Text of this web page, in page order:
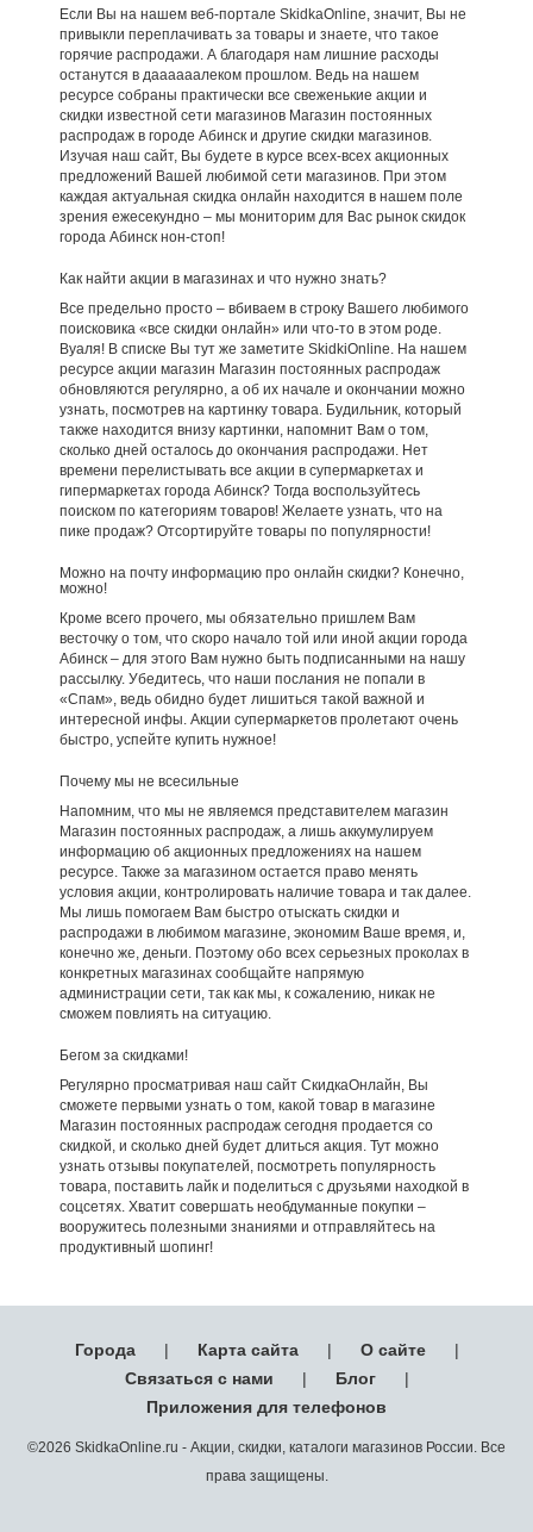
Если Вы на нашем веб-портале SkidkaOnline, значит, Вы не
привыкли переплачивать за товары и знаете, что такое
горячие распродажи. А благодаря нам лишние расходы
останутся в даааааалеком прошлом. Ведь на нашем
ресурсе собраны практически все свеженькие акции и
скидки известной сети магазинов Магазин постоянных
распродаж в городе Абинск и другие скидки магазинов.
Изучая наш сайт, Вы будете в курсе всех-всех акционных
предложений Вашей любимой сети магазинов. При этом
каждая актуальная скидка онлайн находится в нашем поле
зрения ежесекундно – мы мониторим для Вас рынок скидок
города Абинск нон-стоп!
Как найти акции в магазинах и что нужно знать?
Все предельно просто – вбиваем в строку Вашего любимого
поисковика «все скидки онлайн» или что-то в этом роде.
Вуаля! В списке Вы тут же заметите SkidkiOnline. На нашем
ресурсе акции магазин Магазин постоянных распродаж
обновляются регулярно, а об их начале и окончании можно
узнать, посмотрев на картинку товара. Будильник, который
также находится внизу картинки, напомнит Вам о том,
сколько дней осталось до окончания распродажи. Нет
времени перелистывать все акции в супермаркетах и
гипермаркетах города Абинск? Тогда воспользуйтесь
поиском по категориям товаров! Желаете узнать, что на
пике продаж? Отсортируйте товары по популярности!
Можно на почту информацию про онлайн скидки? Конечно,
можно!
Кроме всего прочего, мы обязательно пришлем Вам
весточку о том, что скоро начало той или иной акции города
Абинск – для этого Вам нужно быть подписанными на нашу
рассылку. Убедитесь, что наши послания не попали в
«Спам», ведь обидно будет лишиться такой важной и
интересной инфы. Акции супермаркетов пролетают очень
быстро, успейте купить нужное!
Почему мы не всесильные
Напомним, что мы не являемся представителем магазин
Магазин постоянных распродаж, а лишь аккумулируем
информацию об акционных предложениях на нашем
ресурсе. Также за магазином остается право менять
условия акции, контролировать наличие товара и так далее.
Мы лишь помогаем Вам быстро отыскать скидки и
распродажи в любимом магазине, экономим Ваше время, и,
конечно же, деньги. Поэтому обо всех серьезных проколах в
конкретных магазинах сообщайте напрямую
администрации сети, так как мы, к сожалению, никак не
сможем повлиять на ситуацию.
Бегом за скидками!
Регулярно просматривая наш сайт СкидкаОнлайн, Вы
сможете первыми узнать о том, какой товар в магазине
Магазин постоянных распродаж сегодня продается со
скидкой, и сколько дней будет длиться акция. Тут можно
узнать отзывы покупателей, посмотреть популярность
товара, поставить лайк и поделиться с друзьями находкой в
соцсетях. Хватит совершать необдуманные покупки –
вооружитесь полезными знаниями и отправляйтесь на
продуктивный шопинг!
Города | Карта сайта | О сайте
|
Связаться с нами
| Блог
|
Приложения для телефонов
©2026 SkidkaOnline.ru - Акции, скидки, каталоги магазинов России. Все
права защищены.